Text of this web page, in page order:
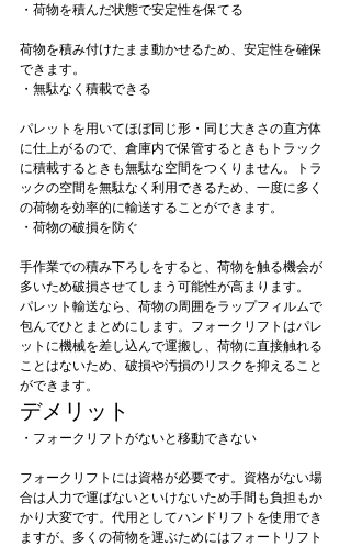
荷物を積み付けたまま動かせるため、安定性を確保
できます。
パレットを用いてほぼ同じ形・同じ大きさの直方体
に仕上がるので、倉庫内で保管するときもトラック
に積載するときも無駄な空間をつくりません。トラ
ックの空間を無駄なく利用できるため、一度に多く
の荷物を効率的に輸送することができます。
手作業での積み下ろしをすると、荷物を触る機会が
多いため破損させてしまう可能性が高まります。
パレット輸送なら、荷物の周囲をラップフィルムで
包んでひとまとめにします。フォークリフトはパレ
ットに機械を差し込んで運搬し、荷物に直接触れる
ことはないため、破損や汚損のリスクを抑えること
ができます。
デメリット
フォークリフトには資格が必要です。資格がない場
合は人力で運ばないといけないため手間も負担もか
かり大変です。代用としてハンドリフトを使用でき
ますが、多くの荷物を運ぶためにはフォートリフト